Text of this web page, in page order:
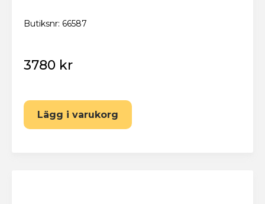
Butiksnr: 66587
3780 kr
Lägg i varukorg